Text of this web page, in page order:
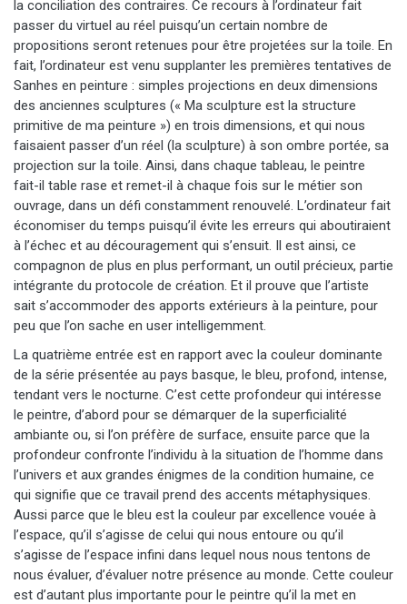
la conciliation des contraires. Ce recours à l’ordinateur fait
passer du virtuel au réel puisqu’un certain nombre de
propositions seront retenues pour être projetées sur la toile. En
fait, l’ordinateur est venu supplanter les premières tentatives de
Sanhes en peinture : simples projections en deux dimensions
des anciennes sculptures (« Ma sculpture est la structure
primitive de ma peinture ») en trois dimensions, et qui nous
faisaient passer d’un réel (la sculpture) à son ombre portée, sa
projection sur la toile. Ainsi, dans chaque tableau, le peintre
fait-il table rase et remet-il à chaque fois sur le métier son
ouvrage, dans un défi constamment renouvelé. L’ordinateur fait
économiser du temps puisqu’il évite les erreurs qui aboutiraient
à l’échec et au découragement qui s’ensuit. Il est ainsi, ce
compagnon de plus en plus performant, un outil précieux, partie
intégrante du protocole de création. Et il prouve que l’artiste
sait s’accommoder des apports extérieurs à la peinture, pour
peu que l’on sache en user intelligemment.
La quatrième entrée est en rapport avec la couleur dominante
de la série présentée au pays basque, le bleu, profond, intense,
tendant vers le nocturne. C’est cette profondeur qui intéresse
le peintre, d’abord pour se démarquer de la superficialité
ambiante ou, si l’on préfère de surface, ensuite parce que la
profondeur confronte l’individu à la situation de l’homme dans
l’univers et aux grandes énigmes de la condition humaine, ce
qui signifie que ce travail prend des accents métaphysiques.
Aussi parce que le bleu est la couleur par excellence vouée à
l’espace, qu’il s’agisse de celui qui nous entoure ou qu’il
s’agisse de l’espace infini dans lequel nous nous tentons de
nous évaluer, d’évaluer notre présence au monde. Cette couleur
est d’autant plus importante pour le peintre qu’il la met en